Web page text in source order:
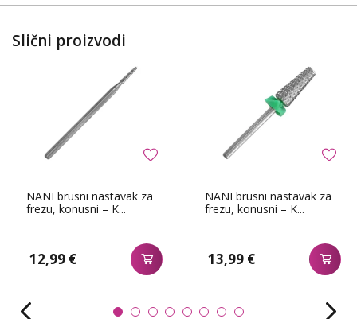
Slični proizvodi
NANI brusni nastavak za
frezu, konusni – K...
12,99 €
NANI brusni nastavak za
frezu, konusni – K...
13,99 €